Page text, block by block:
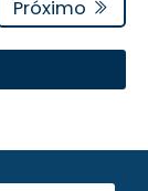
Próximo